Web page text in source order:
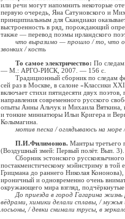
или речи могут напомнить некоторые
первую очередь, Яна Сатуновского и
принципиальным для Скандиаки
выстроенность в ряд, порождающий
также — перевод поэмы ирландского
что выразимо — прошло / то, что
звонких / кость
То самое электричество: По
— М.: АРГО-РИСК, 2007. — 156 с.
Традиционный сборник по следам
сей раз в Москве, в салоне «Классики
включает стихи пятидесяти двух
направления современного русского
опыты Анны Альчук и Михаила Вяткина,
и тонкие миниатюры Ильи Кригера и
Колымагина.
мотив песка / оглядываюсь на
П.И.Филимонов. Мантры
(Воздушный змей: Первый полёт. Вып. 3).
Сборник эстонского русскоязычного
постакмеистическому мэйнстриму в той
Грицмана до раннего Николая
ироничный и одновременно очень
окружающего мира взгляд, подчёркнутые
До приезда в город Гагарина жизнь
вёдрами, химики делали сплавы, /
лосьоны, / девки снимали трусы, в